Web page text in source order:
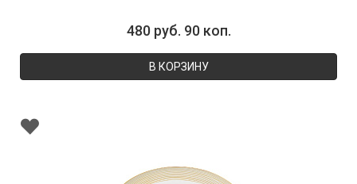
480 руб. 90 коп.
В КОРЗИНУ